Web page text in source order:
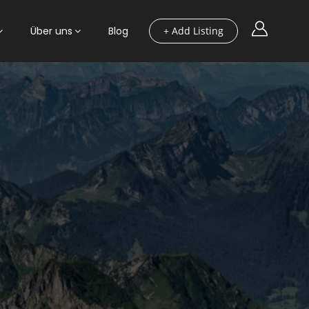
+ Add Listing
Über uns Blog